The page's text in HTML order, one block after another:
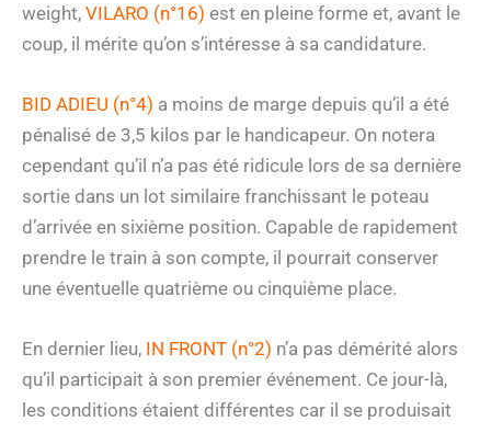
weight, VILARO (n°16) est en pleine forme et, avant le
coup, il mérite qu’on s’intéresse à sa candidature.
BID ADIEU (n°4) a moins de marge depuis qu’il a été
pénalisé de 3,5 kilos par le handicapeur. On notera
cependant qu’il n’a pas été ridicule lors de sa dernière
sortie dans un lot similaire franchissant le poteau
d’arrivée en sixième position. Capable de rapidement
prendre le train à son compte, il pourrait conserver
une éventuelle quatrième ou cinquième place.
En dernier lieu, IN FRONT (n°2) n’a pas démérité alors
qu’il participait à son premier événement. Ce jour-là,
les conditions étaient différentes car il se produisait